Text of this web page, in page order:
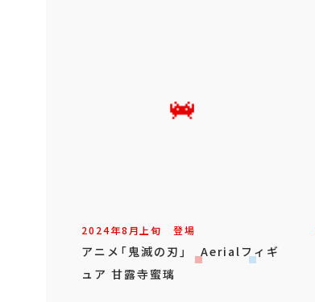
2024年8月上旬 登場
アニメ「鬼滅の刃」 Aerialフィギ
ュア 甘露寺蜜璃